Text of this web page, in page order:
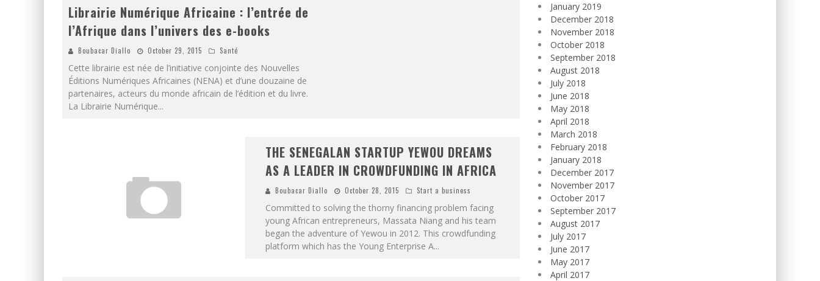
Librairie Numérique Africaine : l’entrée de
l’Afrique dans l’univers des e-books
Boubacar Diallo October 29, 2015 Santé
Cette librairie est née de l’initiative conjointe des Nouvelles
Éditions Numériques Africaines (NENA) et d’une douzaine de
partenaires, acteurs du monde africain de l’édition et du livre.
La Librairie Numérique...
THE SENEGALAN STARTUP YEWOU DREAMS
AS A LEADER IN CROWDFUNDING IN AFRICA
Boubacar Diallo October 28, 2015 Start a business
Committed to solving the thorny financing problem facing
young African entrepreneurs, Massata Niang and his team
began the adventure of Yewou in 2012. This crowdfunding
platform which has the Young Enterprise A...
January 2019
December 2018
November 2018
October 2018
September 2018
August 2018
July 2018
June 2018
May 2018
April 2018
March 2018
February 2018
January 2018
December 2017
November 2017
October 2017
September 2017
August 2017
July 2017
June 2017
May 2017
April 2017